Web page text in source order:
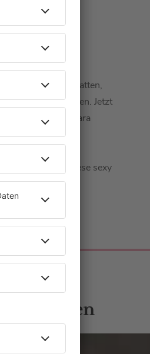
Koch bei uns hatten,
Branche einzuladen. Jetzt
mit Barbara
Job in einer
Spaghetti Bolognese sexy